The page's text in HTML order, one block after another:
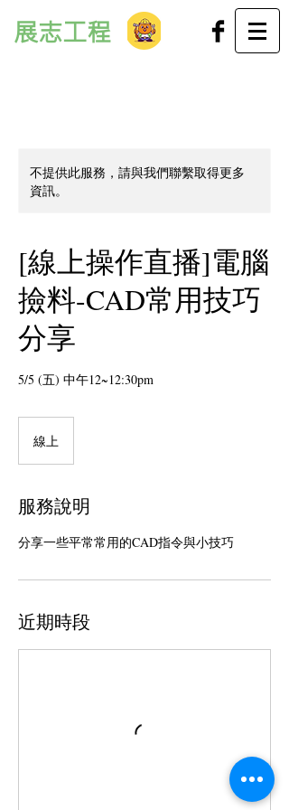
展志工程
不提供此服務，請與我們聯繫取得更多
資訊。
[線上操作直播]電腦
撿料-CAD常用技巧
分享
線上
服務說明
分享一些平常常用的CAD指令與小技巧
近期時段